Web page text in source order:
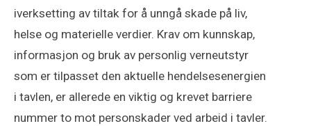
iverksetting av tiltak for å unngå skade på liv,
helse og materielle verdier. Krav om kunnskap,
informasjon og bruk av personlig verneutstyr
som er tilpasset den aktuelle hendelsesenergien
i tavlen, er allerede en viktig og krevet barriere
nummer to mot personskader ved arbeid i tavler.